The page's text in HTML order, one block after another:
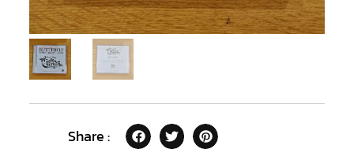
Share :